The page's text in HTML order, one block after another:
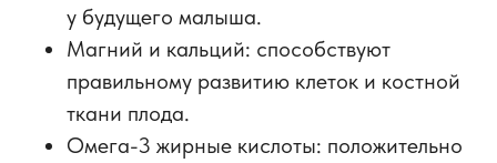
у будущего малыша.
Магний и кальций: способствуют
правильному развитию клеток и костной
ткани плода.
Омега-3 жирные кислоты: положительно